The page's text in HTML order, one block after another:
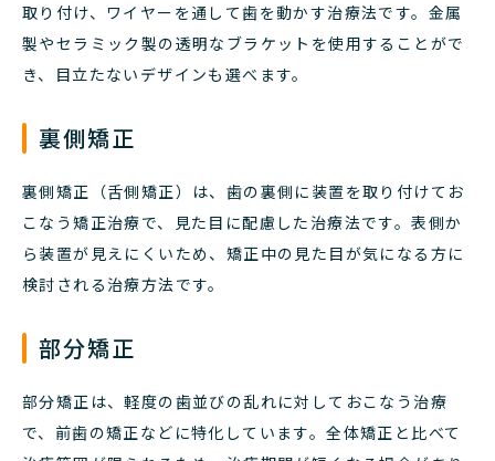
取り付け、ワイヤーを通して歯を動かす治療法です。金属
製やセラミック製の透明なブラケットを使用することがで
き、目立たないデザインも選べます。
裏側矯正
裏側矯正（舌側矯正）は、歯の裏側に装置を取り付けてお
こなう矯正治療で、見た目に配慮した治療法です。表側か
ら装置が見えにくいため、矯正中の見た目が気になる方に
検討される治療方法です。
部分矯正
部分矯正は、軽度の歯並びの乱れに対しておこなう治療
で、前歯の矯正などに特化しています。全体矯正と比べて